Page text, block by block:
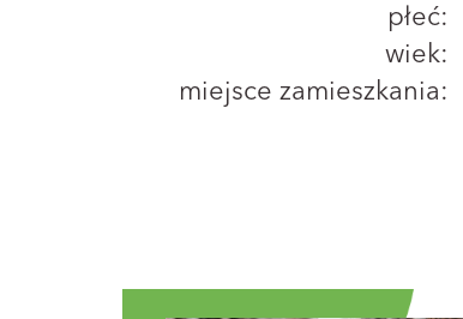
płeć:
wiek:
miejsce zamieszkania: